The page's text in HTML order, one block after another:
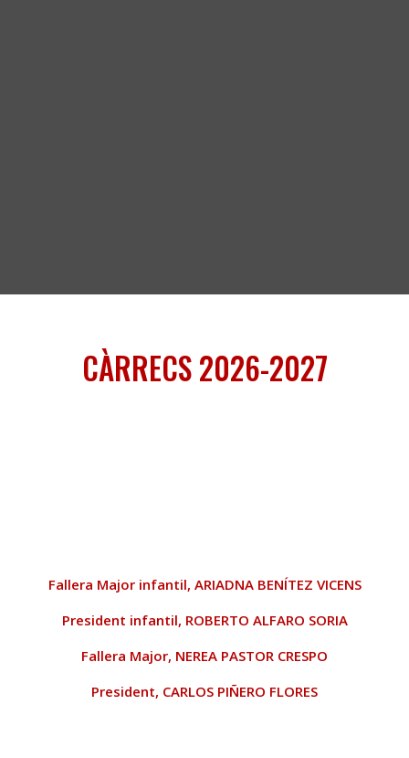
CÀRRECS 2026-2027
Fallera Major infantil, ARIADNA BENÍTEZ VICENS
President infantil, ROBERTO ALFARO SORIA
Fallera Major, NEREA PASTOR CRESPO
President, CARLOS PIÑERO FLORES